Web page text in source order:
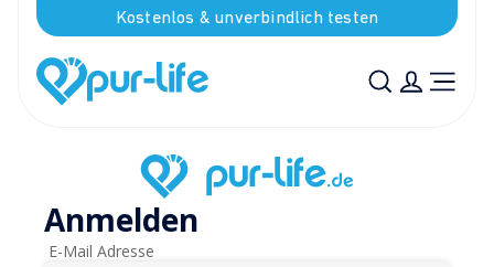
Kostenlos & unverbindlich testen
Anmelden
E-Mail Adresse